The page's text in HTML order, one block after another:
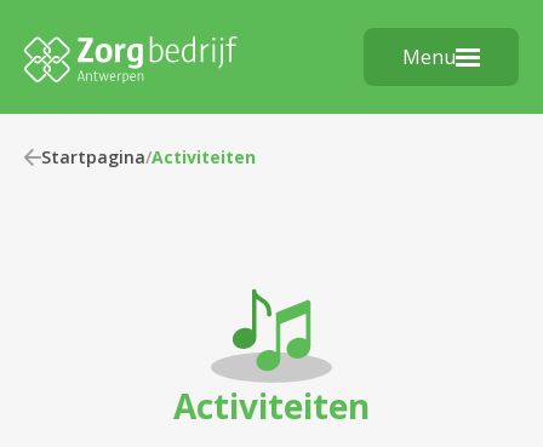
Menu
Startpagina/Activiteiten
Activiteiten